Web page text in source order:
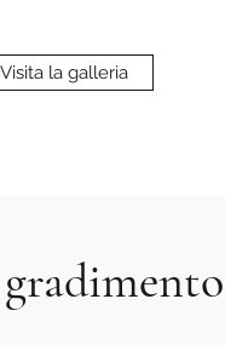
Visita la galleria